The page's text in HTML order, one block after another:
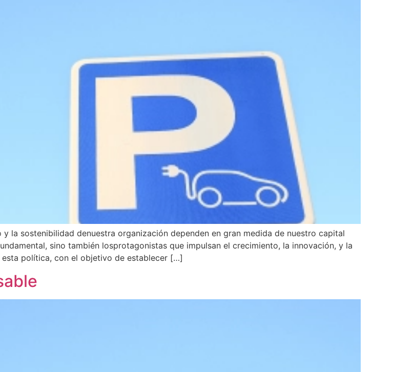
la sostenibilidad denuestra organización dependen en gran medida de nuestro capital
sino también losprotagonistas que impulsan el crecimiento, la innovación, y la
política, con el objetivo de establecer […]